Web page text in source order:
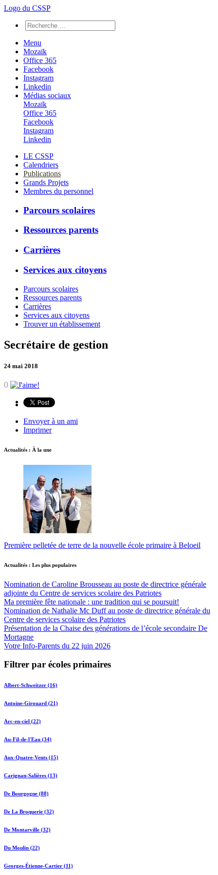
Logo du CSSP
Menu
Mozaïk
Office 365
Facebook
Instagram
Linkedin
Médias sociaux
Mozaïk
Office 365
Facebook
Instagram
Linkedin
LE CSSP
Calendriers
Publications
Grands Projets
Membres du personnel
Parcours scolaires
Ressources parents
Carrières
Services aux citoyens
Parcours scolaires
Ressources parents
Carrières
Services aux citoyens
Trouver un établissement
Secrétaire de gestion
24 mai 2018
0
Envoyer à un ami
Imprimer
Actualités : À la une
Première pelletée de terre de la nouvelle école primaire à Beloeil
Actualités : Les plus populaires
Nomination de Caroline Brousseau au poste de directrice générale
adjointe du Centre de services scolaire des Patriotes
Ma première fête nationale : une tradition qui se poursuit!
Nomination de Nathalie Mc Duff au poste de directrice générale du
Centre de services scolaire des Patriotes
Présentation de la Chaise des générations de l’école secondaire De
Mortagne
Votre Info-Parents du 22 juin 2026
Filtrer par écoles primaires
Albert-Schweitzer (16)
Antoine-Girouard (21)
Arc-en-ciel (22)
Au-Fil-de-l'Eau (34)
Aux-Quatre-Vents (15)
Carignan-Salières (13)
De Bourgogne (88)
De La Broquerie (32)
De Montarville (32)
Du Moulin (22)
Georges-Étienne-Cartier (11)